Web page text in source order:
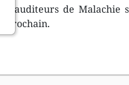
auditeurs de Malachie
prochain.